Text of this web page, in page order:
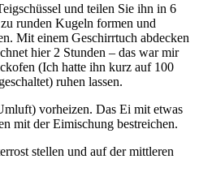
und teilen Sie ihn in 6
runden Kugeln formen und
Mit einem Geschirrtuch abdecken
hier 2 Stunden – das war mir
(Ich hatte ihn kurz auf 100
ruhen lassen.
vorheizen. Das Ei mit etwas
mit der Eimischung bestreichen.
stellen und auf der mittleren